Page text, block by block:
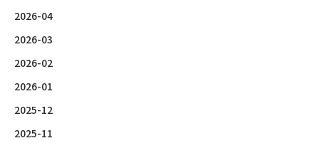
2026-04
2026-03
2026-02
2026-01
2025-12
2025-11